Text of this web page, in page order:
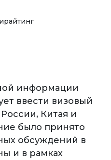
информации
ввести визовый
Китая и
было принято
обсуждений в
и в рамках